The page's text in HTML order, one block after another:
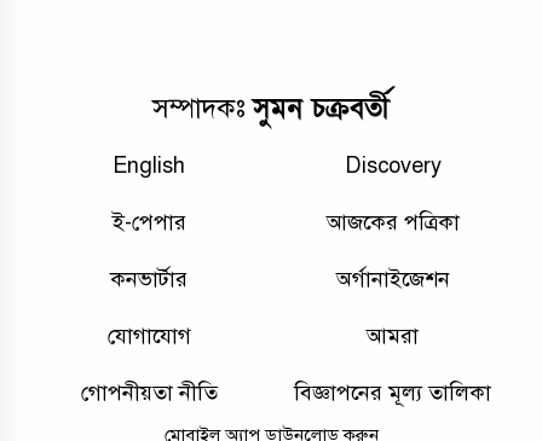
সম্পাদকঃসুমন চক্রবর্তী
English Discovery
ই-পেপার আজকের পত্রিকা
কনভার্টার অর্গানাইজেশন
যোগাযোগ আমরা
গোপনীয়তা নীতি বিজ্ঞাপনের মূল্য তালিকা
মোবাইল অ্যাপ ডাউনলোড করুন